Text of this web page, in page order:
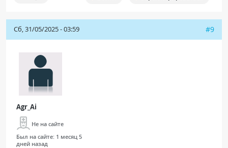
Сб, 31/05/2025 - 03:59 #9
Agr_Ai
Не на сайте
Был на сайте: 1 месяц 5
дней назад